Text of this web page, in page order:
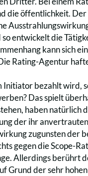
die öffentlichkeit.
entwickelt die
kann sich
Rating-Agentur
Initiator bezahlt wird,
Das spielt
haben natürlich
der ihr
zugunsten der
gegen die Scope-
Allerdings berührt
Grund der sehr